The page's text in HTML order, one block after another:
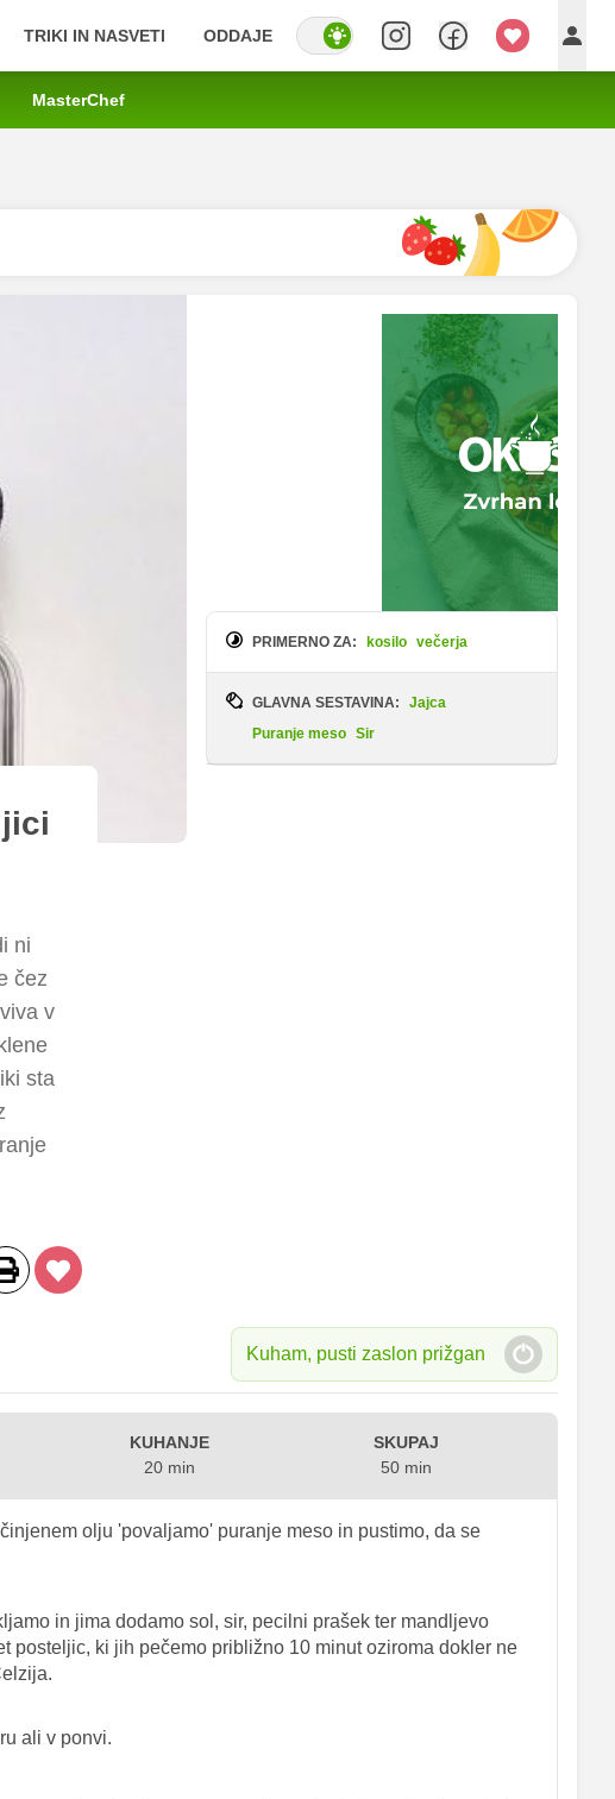
TRIKI IN NASVETI ODDAJE
MasterChef
ni
čez
v
sta
PRIMERNO ZA: kosilo večerja
GLAVNA SESTAVINA:
Jajca
Puranje meso Sir
Kuham, pusti zaslon prižgan
KUHANJE
20 min
SKUPAJ
50 min
olju 'povaljamo' puranje meso in pustimo, da se
in jima dodamo sol, sir, pecilni prašek ter mandljevo
posteljic, ki jih pečemo približno 10 minut oziroma dokler ne
ali v ponvi.